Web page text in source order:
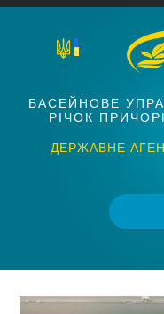
БАСЕЙНОВЕ
РІЧОК
ДЕРЖАВНЕ